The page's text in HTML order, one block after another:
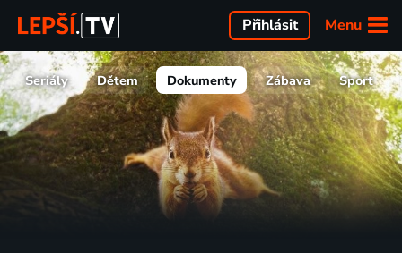
Menu
Přihlásit
Seriály Dětem Dokumenty Zábava Sport